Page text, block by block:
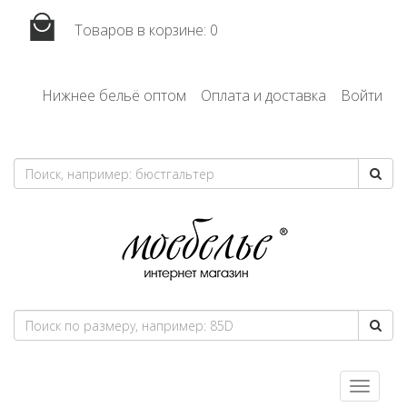
Товаров в корзине: 0
Нижнее бельё оптом Оплата и доставка Войти
Toggle
navigation